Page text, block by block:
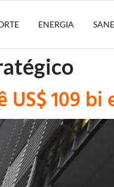
ENERGIA
US$ 109